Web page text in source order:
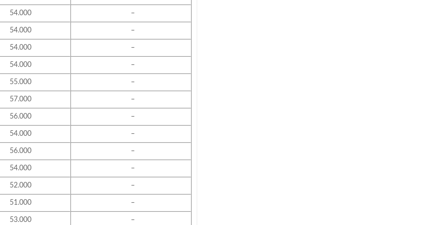
54.000 –
54.000 –
54.000 –
54.000 –
55.000 –
57.000 –
56.000 –
54.000 –
56.000 –
54.000 –
52.000 –
51.000 –
53.000 –